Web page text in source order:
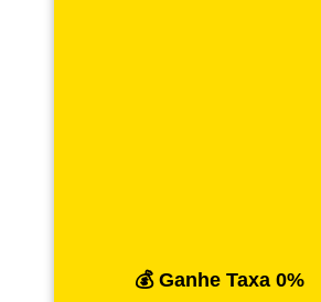
💰 Ganhe Taxa 0%